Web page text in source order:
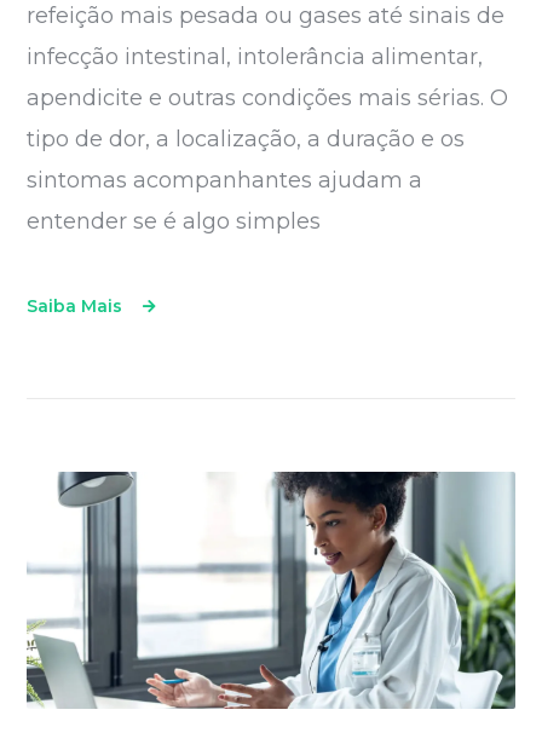
refeição mais pesada ou gases até sinais de
infecção intestinal, intolerância alimentar,
apendicite e outras condições mais sérias. O
tipo de dor, a localização, a duração e os
sintomas acompanhantes ajudam a
entender se é algo simples
Saiba Mais